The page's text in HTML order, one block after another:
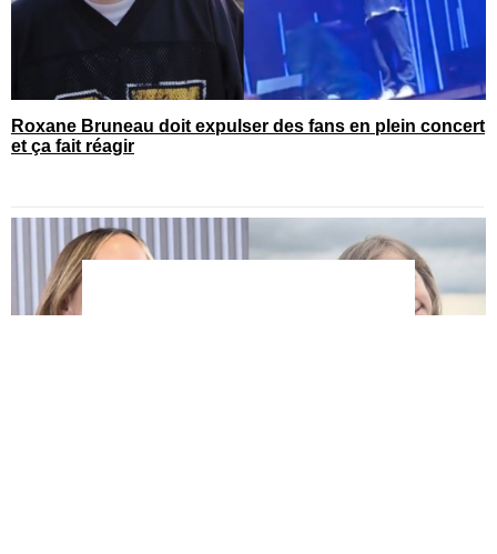
Roxane Bruneau doit expulser des fans en plein concert
et ça fait réagir